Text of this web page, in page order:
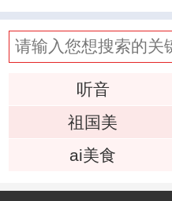
听音
祖国美
ai美食